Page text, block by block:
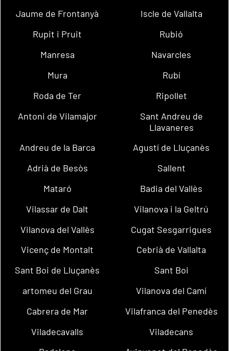
Jaume de Frontanyà
Iscle de Vallalta
Rupit i Pruit
Rubió
Manresa
Navarcles
Mura
Rubí
Roda de Ter
Ripollet
Antoni de Vilamajor
Sant Andreu de
Llavaneres
Andreu de la Barca
Agustí de Lluçanès
Adrià de Besòs
Sallent
Mataró
Badia del Vallès
Vilassar de Dalt
Vilanova i la Geltrú
Vilanova del Vallès
Cugat Sesgarrigues
Vicenç de Montalt
Cebrià de Vallalta
Sant Boi de Lluçanès
Sant Boi
artomeu del Grau
Vilanova del Camí
Cabrera de Mar
Vilafranca del Penedès
Viladecavalls
Viladecans